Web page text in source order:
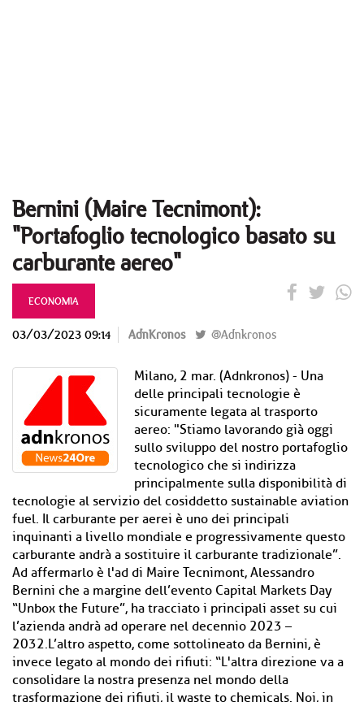
Bernini (Maire Tecnimont):
"Portafoglio tecnologico basato su
carburante aereo"
ECONOMIA
03/03/2023 09:14 AdnKronos @Adnkronos
Milano, 2 mar. (Adnkronos) - Una
delle principali tecnologie è
sicuramente legata al trasporto
aereo: "Stiamo lavorando già oggi
sullo sviluppo del nostro portafoglio
tecnologico che si indirizza
principalmente sulla disponibilità di
tecnologie al servizio del cosiddetto sustainable aviation
fuel. Il carburante per aerei è uno dei principali
inquinanti a livello mondiale e progressivamente questo
carburante andrà a sostituire il carburante tradizionale”.
Ad affermarlo è l'ad di Maire Tecnimont, Alessandro
Bernini che a margine dell’evento Capital Markets Day
“Unbox the Future”, ha tracciato i principali asset su cui
l’azienda andrà ad operare nel decennio 2023 –
2032.L’altro aspetto, come sottolineato da Bernini, è
invece legato al mondo dei rifiuti: “L'altra direzione va a
consolidare la nostra presenza nel mondo della
trasformazione dei rifiuti, il waste to chemicals. Noi, in